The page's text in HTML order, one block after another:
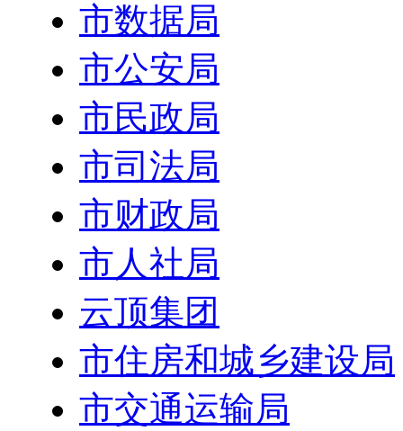
市数据局
市公安局
市民政局
市司法局
市财政局
市人社局
云顶集团
市住房和城乡建设局
市交通运输局